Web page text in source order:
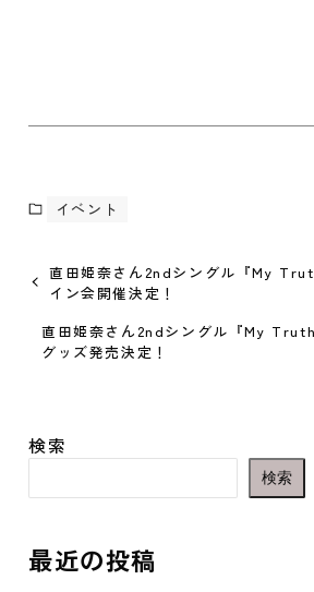
イベント
直田姫奈さん2ndシングル『My
イン会開催決定！
直田姫奈さん2ndシングル『My
グッズ発売決定！
検索
検索
最近の投稿